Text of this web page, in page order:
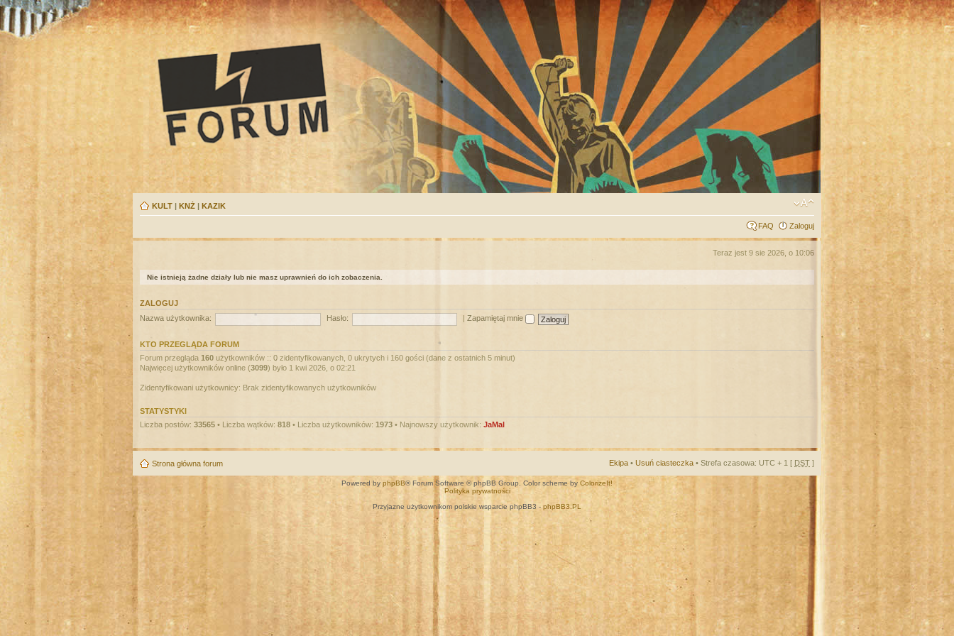
KULT | KNŻ | KAZIK
FAQ Zaloguj
Teraz jest 9 sie 2026, o 10:06
Nie istnieją żadne działy lub nie masz uprawnień do ich zobaczenia.
ZALOGUJ
Nazwa użytkownika:
Hasło: Zapamiętaj mnie
KTO PRZEGLĄDA FORUM
Forum przegląda 160 użytkowników :: 0 zidentyfikowanych, 0 ukrytych i 160 gości (dane z ostatnich 5 minut)
Najwięcej użytkowników online (3099) było 1 kwi 2026, o 02:21
Zidentyfikowani użytkownicy: Brak zidentyfikowanych użytkowników
STATYSTYKI
Liczba postów: 33565 • Liczba wątków: 818 • Liczba użytkowników: 1973 • Najnowszy użytkownik: JaMal
Strona główna forum Ekipa • Usuń ciasteczka • Strefa czasowa: UTC + 1 [ DST ]
Powered by phpBB® Forum Software © phpBB Group. Color scheme by ColorizeIt!
Polityka prywatności
Przyjazne użytkownikom polskie wsparcie phpBB3 - phpBB3.PL